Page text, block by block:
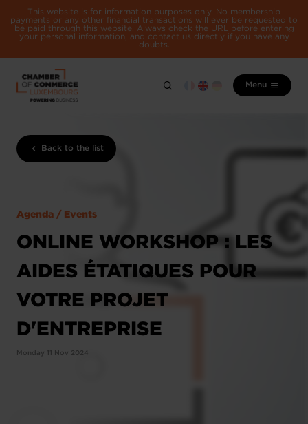
This website is for information purposes only. No membership
payments or any other financial transactions will ever be requested to
be paid through this website. Always check the URL before entering
your personal information, and contact us directly if you have any
doubts.
Menu
Back to the list
Agenda / Events
ONLINE WORKSHOP : LES
AIDES ÉTATIQUES POUR
VOTRE PROJET
D'ENTREPRISE
Monday 11 Nov 2024